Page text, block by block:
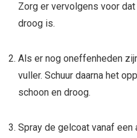
Zorg er vervolgens voor
droog is.
Als er nog oneffenheden
vuller. Schuur daarna het
schoon en droog.
Spray de gelcoat vanaf